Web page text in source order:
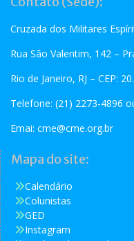
Cruzada dos Militares
Rua São Valentim, 142 –
Rio de Janeiro, RJ – CEP:
Telefone: (21) 2273-4896
Emai: cme@cme.org.br
Mapa do site:
Calendário
Colunistas
GED
Instagram